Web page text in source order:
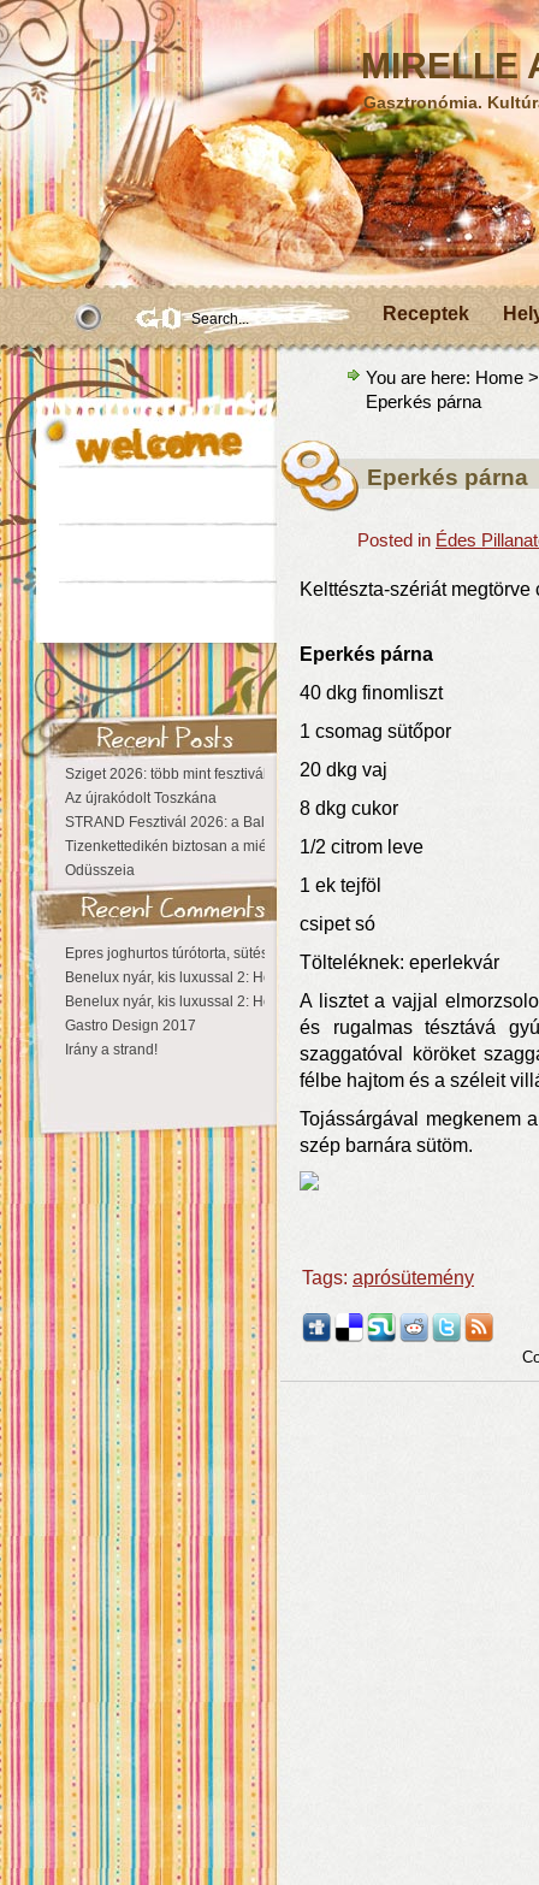
MIRELLE
Gasztronómia.
Receptek
Sziget 2026: több mint fesztivál, egy városnyi élmény
Az újrakódolt Toszkána
STRAND Fesztivál 2026: a Balaton partján a nyár még tart!
Tizenkettedikén biztosan a miénk a Sziget!
Odüsszeia
Epres joghurtos túrótorta, sütés nélkül
Benelux nyár, kis luxussal 2: Hollandia
Benelux nyár, kis luxussal 2: Hollandia
Gastro Design 2017
Irány a strand!
You are here: Home
Eperkés párna
Eperkés párna
Posted in Édes
Kelttészta-szériát
Eperkés párna
40 dkg finomliszt
1 csomag sütőpor
20 dkg vaj
8 dkg cukor
1/2 citrom leve
1 ek tejföl
csipet só
Tölteléknek: eperlekvár
A lisztet a vajjal
és rugalmas tésztává
szaggatóval köröket
félbe hajtom és a széleit
Tojássárgával megkenem
szép barnára sütöm.
Tags: aprósütemény